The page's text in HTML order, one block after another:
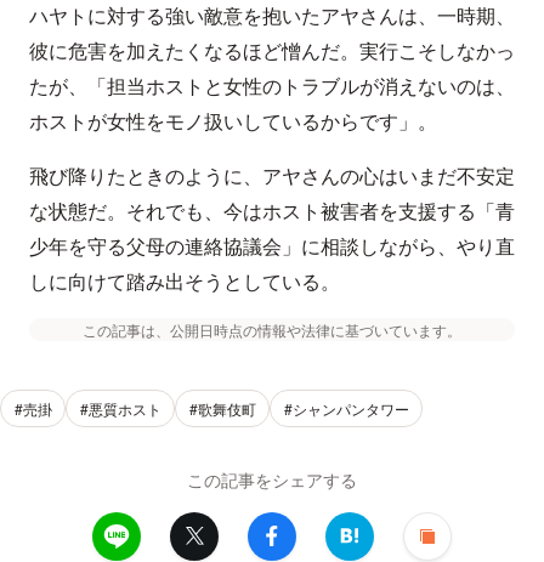
ハヤトに対する強い敵意を抱いたアヤさんは、一時期、
彼に危害を加えたくなるほど憎んだ。実行こそしなかっ
たが、「担当ホストと女性のトラブルが消えないのは、
ホストが女性をモノ扱いしているからです」。
飛び降りたときのように、アヤさんの心はいまだ不安定
な状態だ。それでも、今はホスト被害者を支援する「青
少年を守る父母の連絡協議会」に相談しながら、やり直
しに向けて踏み出そうとしている。
この記事は、公開日時点の情報や法律に基づいています。
#売掛 #悪質ホスト #歌舞伎町 #シャンパンタワー
この記事をシェアする